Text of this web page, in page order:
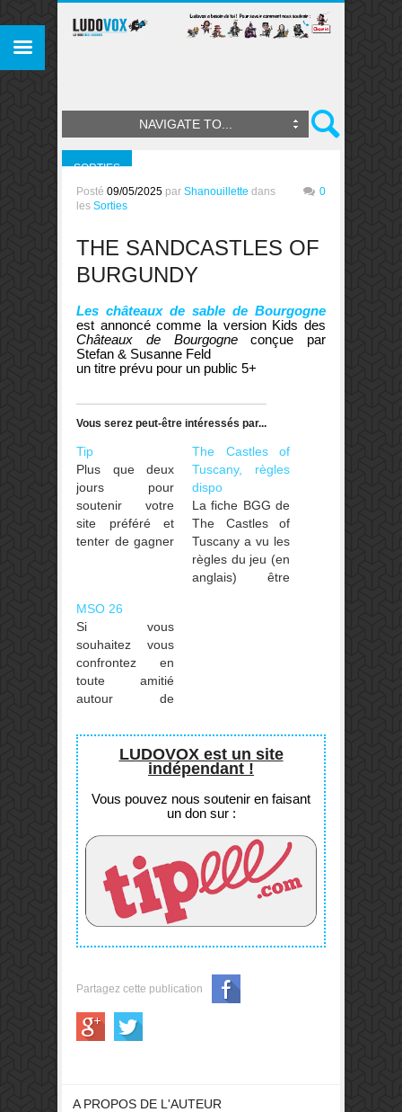
NAVIGATE TO...
SORTIES
Posté 09/05/2025 par Shanouillette dans
les Sorties
0
THE SANDCASTLES OF
BURGUNDY
Les châteaux de sable de Bourgogne
est annoncé comme la version Kids des
Châteaux de Bourgogneconçue par
Stefan & Susanne Feld
un titre prévu pour un public 5+
Vous serez peut-être intéressés par...
Tip
Plus que deux
jours pour
soutenir votre
site préféré et
tenter de gagner
version Awaken
Realms !
Rejoignez-nous
sur Tipeee !
The Castles of
Tuscany, règles
dispo
La fiche BGG de
The Castles of
Tuscany a vu les
règles du jeu (en
anglais) être
nouvelle
mouture
complètement
revue des
Châteaux de
#TeamFeld
MSO 26
Si vous
souhaitez vous
confrontez en
toute amitié
autour de
Bourgogne,
Terra Mystica,
Monopoly, Poker
ou un duel
d'Échecs sous
l'eau, il est
temps de vous
inscrire aux 30th
Mind Sports
Olympiad, C'est
à Londres, du 22
au 30 août 2026.
LUDOVOX est un site
indépendant !
Vous pouvez nous soutenir en faisant
un don sur :
Partagez cette publication
A PROPOS DE L'AUTEUR